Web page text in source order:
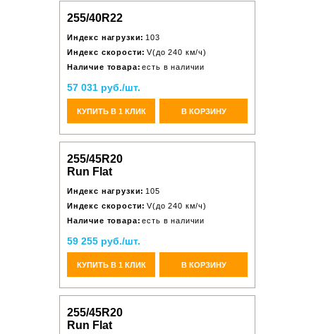
255/40R22
Индекс нагрузки: 103
Индекс скорости: V(до 240 км/ч)
Наличие товара: есть в наличии
57 031 руб./шт.
КУПИТЬ В 1 КЛИК В КОРЗИНУ
255/45R20
Run Flat
Индекс нагрузки: 105
Индекс скорости: V(до 240 км/ч)
Наличие товара: есть в наличии
59 255 руб./шт.
КУПИТЬ В 1 КЛИК В КОРЗИНУ
255/45R20
Run Flat